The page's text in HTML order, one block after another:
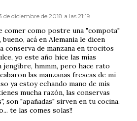
de diciembre de 2018 a las 21:19
comer como postre una "compota"
bueno, acá en Alemania le dicen
conserva de manzana en trocitos
yo este año hice las mías
jengibre, hmmm, pero hace rato
las manzanas frescas de mi
ya estoy echando mano de mis
mucha razón, las conservas
son "apañadas" sirven en tu cocina,
te las comes solas!!